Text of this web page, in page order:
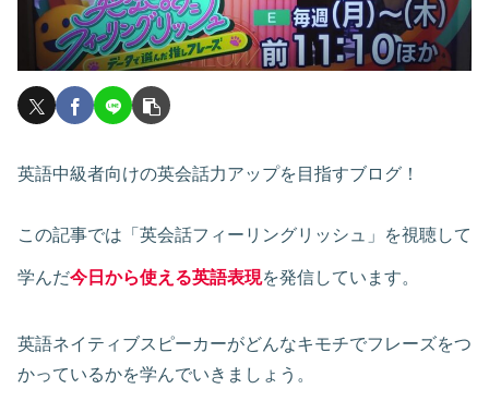
英語中級者向けの英会話力アップを目指すブログ！
この記事では「英会話フィーリングリッシュ」を視聴して
学んだ今日から使える英語表現を発信しています。
英語ネイティブスピーカーがどんなキモチでフレーズをつ
かっているかを学んでいきましょう。